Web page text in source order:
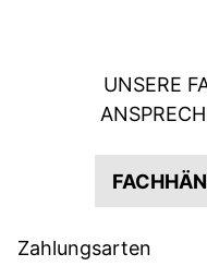
UNSERE
Zahlungsarten